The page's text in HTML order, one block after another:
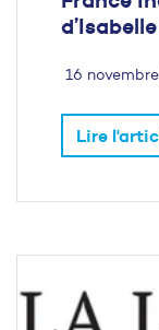
16
Lire